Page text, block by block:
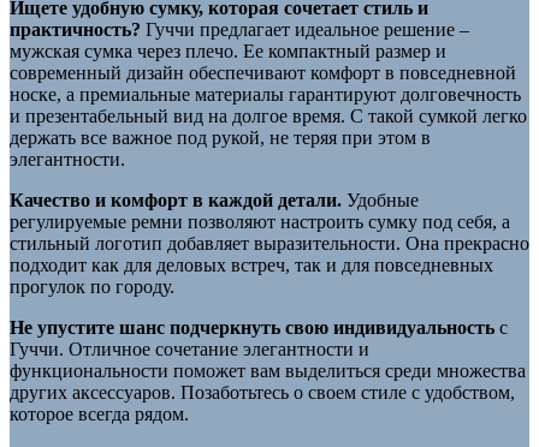
Ищете удобную сумку, которая сочетает стиль и
практичность? Гуччи предлагает идеальное решение –
мужская сумка через плечо. Ее компактный размер и
современный дизайн обеспечивают комфорт в повседневной
носке, а премиальные материалы гарантируют долговечность
и презентабельный вид на долгое время. С такой сумкой легко
держать все важное под рукой, не теряя при этом в
элегантности.
Качество и комфорт в каждой детали. Удобные
регулируемые ремни позволяют настроить сумку под себя, а
стильный логотип добавляет выразительности. Она прекрасно
подходит как для деловых встреч, так и для повседневных
прогулок по городу.
Не упустите шанс подчеркнуть свою индивидуальность с
Гуччи. Отличное сочетание элегантности и
функциональности поможет вам выделиться среди множества
других аксессуаров. Позаботьтесь о своем стиле с удобством,
которое всегда рядом.